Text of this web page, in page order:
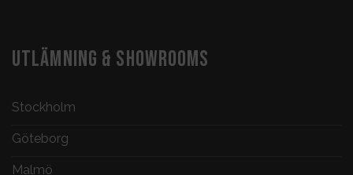
UTLÄMNING & SHOWROOMS
Stockholm
Göteborg
Malmö